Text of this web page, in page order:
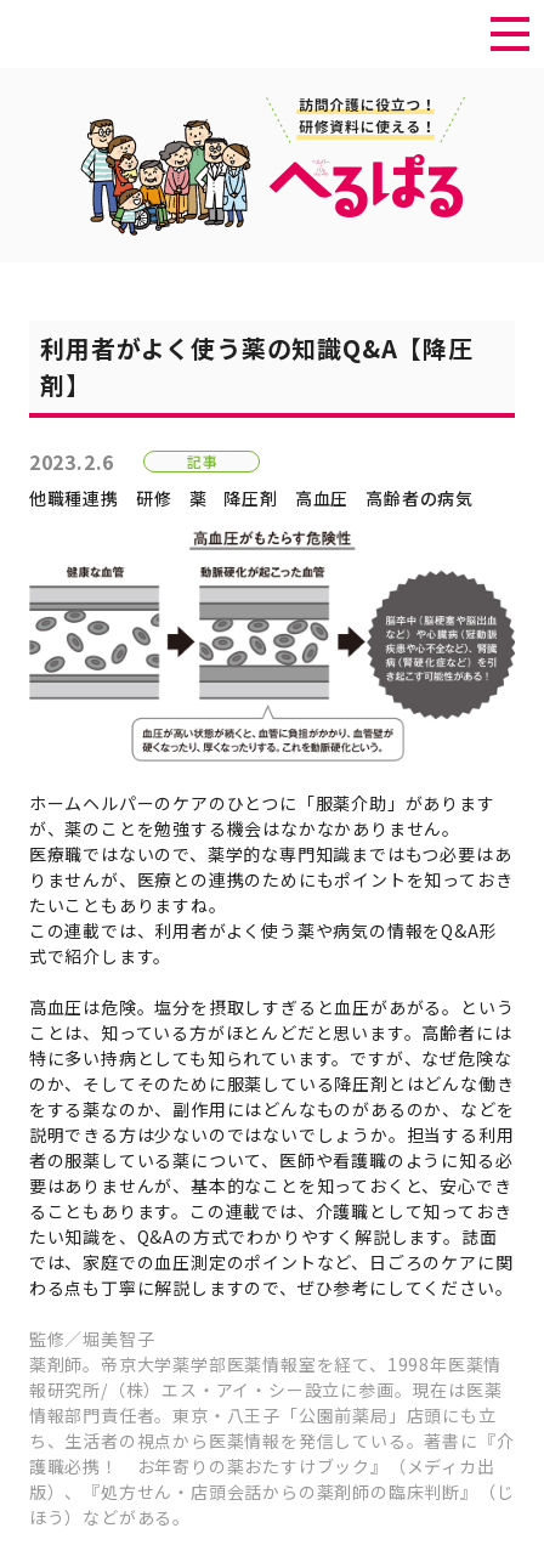
利用者がよく使う薬の知識Q&A【降圧
剤】
2023.2.6 記事
他職種連携 研修 薬 降圧剤 高血圧 高齢者の病気
ホームヘルパーのケアのひとつに「服薬介助」があります
が、薬のことを勉強する機会はなかなかありません。
医療職ではないので、薬学的な専門知識まではもつ必要はあ
りませんが、医療との連携のためにもポイントを知っておき
たいこともありますね。
この連載では、利用者がよく使う薬や病気の情報をQ&A形
式で紹介します。
高血圧は危険。塩分を摂取しすぎると血圧があがる。という
ことは、知っている方がほとんどだと思います。高齢者には
特に多い持病としても知られています。ですが、なぜ危険な
のか、そしてそのために服薬している降圧剤とはどんな働き
をする薬なのか、副作用にはどんなものがあるのか、などを
説明できる方は少ないのではないでしょうか。担当する利用
者の服薬している薬について、医師や看護職のように知る必
要はありませんが、基本的なことを知っておくと、安心でき
ることもあります。この連載では、介護職として知っておき
たい知識を、Q&Aの方式でわかりやすく解説します。誌面
では、家庭での血圧測定のポイントなど、日ごろのケアに関
わる点も丁寧に解説しますので、ぜひ参考にしてください。
監修／堀美智子
薬剤師。帝京大学薬学部医薬情報室を経て、1998年医薬情
報研究所/（株）エス・アイ・シー設立に参画。現在は医薬
情報部門責任者。東京・八王子「公園前薬局」店頭にも立
ち、生活者の視点から医薬情報を発信している。著書に『介
護職必携！ お年寄りの薬おたすけブック』（メディカ出
版）、『処方せん・店頭会話からの薬剤師の臨床判断』（じ
ほう）などがある。